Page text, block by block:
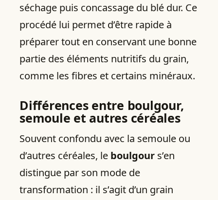
séchage puis concassage du blé dur. Ce
procédé lui permet d’être rapide à
préparer tout en conservant une bonne
partie des éléments nutritifs du grain,
comme les fibres et certains minéraux.
Différences entre boulgour,
semoule et autres céréales
Souvent confondu avec la semoule ou
d’autres céréales, le boulgour s’en
distingue par son mode de
transformation : il s’agit d’un grain